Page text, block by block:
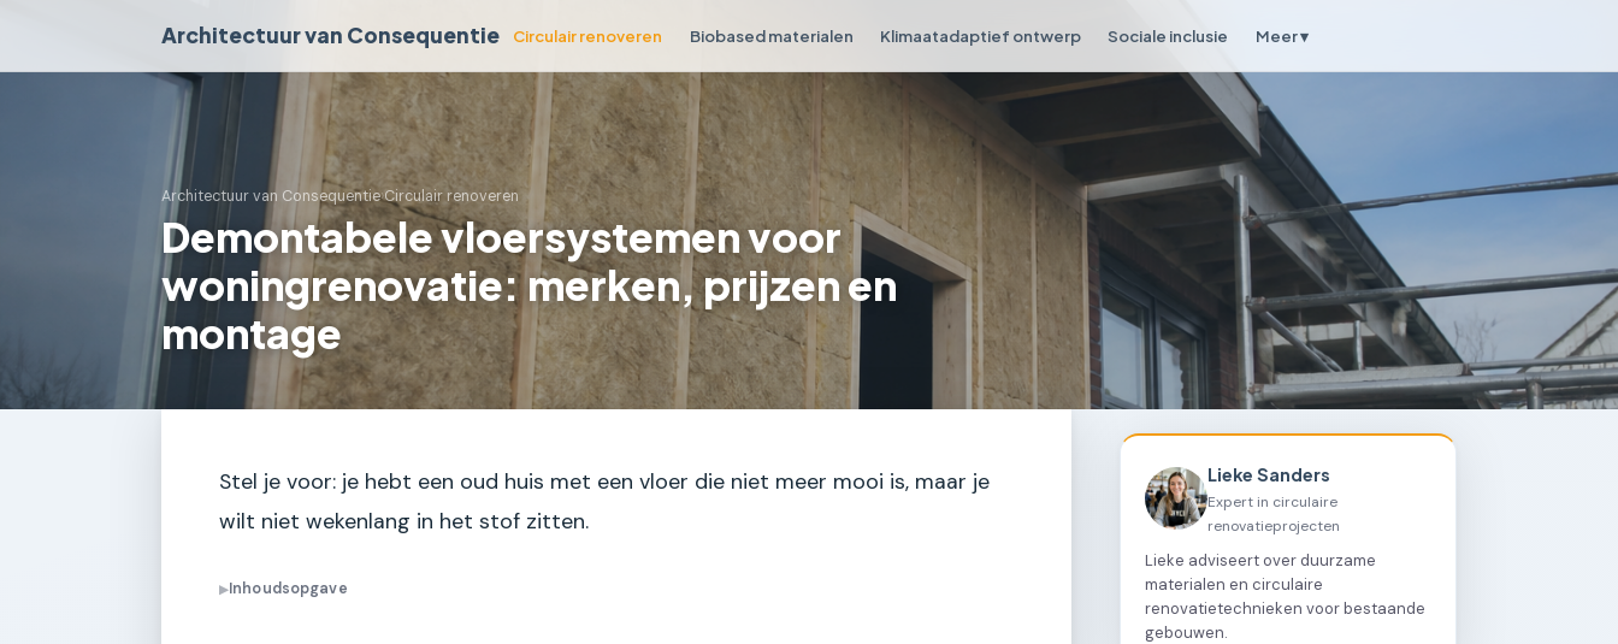
Architectuur van Consequentie Circulair renoveren Biobased materialen Klimaatadaptief ontwerp Sociale inclusie Meer ▾
Architectuur van Consequentie›Circulair renoveren
Demontabele vloersystemen voor
woningrenovatie: merken, prijzen en
montage
Stel je voor: je hebt een oud huis met een vloer die niet meer mooi is, maar je
wilt niet wekenlang in het stof zitten.
▶Inhoudsopgave
Lieke Sanders
Expert in circulaire
renovatieprojecten
Lieke adviseert over duurzame
materialen en circulaire
renovatietechnieken voor bestaande
gebouwen.